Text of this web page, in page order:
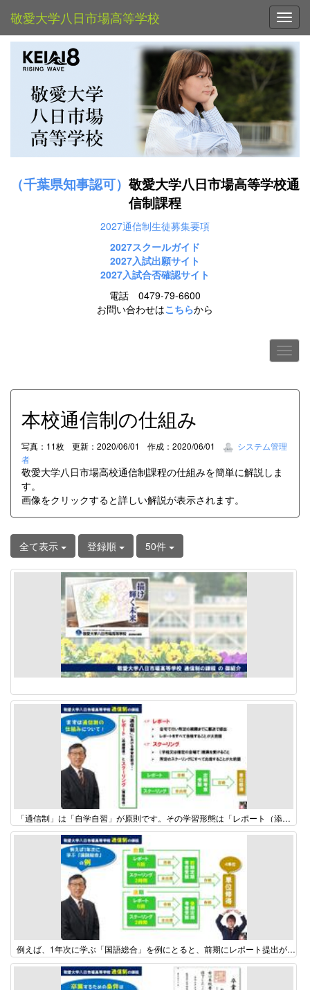
敬愛大学八日市場高等学校
（千葉県知事認可） 敬愛大学八日市場高等学校通
信制課程
2027通信制生徒募集要項
2027スクールガイド
2027入試出願サイト
2027入試合否確認サイト
電話 0479-79-6600
お問い合わせはこちらから
本校通信制の仕組み
写真：11枚 更新：2020/06/01 作成：2020/06/01
システム管理
者
敬愛大学八日市場高校通信制課程の仕組みを簡単に解説しま
す。
画像をクリックすると詳しい解説が表示されます。
全て表示 登録順 50件
「通信制」は「自学自習」が原則です。その学習形態は「レポート（添削指導）」と「スクーリング（面接指導）」から成り立っています。 レポートは自宅で行いますが、分からないときはWebの専用サイトやメールで問い合わせたり、時として先生に聞くために直接来校する生徒もいます。 スクーリングは年間14回（前期7回、後期7回）実施します。土曜日と日曜日に全く同じ内容で実施しているので、都合の良い曜日を選んで出席し、先生からの直接指導を受けます。 レポートですべて合格点を取り、スクーリングにすべて出席するこにより、定期考査を受験することができます。 そして、定期考査に合格すると、単位取得につながります。 高校卒業の資格を取得するためには、74単位以上取得しなければなりません。
例えば、1年次に学ぶ「国語総合」を例にとると、前期にレポート提出が6回、スクーリングが2時間あります。 このレポート全てに合格し、スクーリング2時間に出席することにより前期定期考査受験資格を得ることなります。 次に、後期も同様にレポート提出が6回、スクーリングが2時間ありますので、レポート全てに合格し、スクーリング2時間に出席することにより後期定期考査受験資格を得ることになります。 そして、受験した前期及び後期定期考査で合格点を取ることにより、「国語総合」4単位の単位修得が認められることになります。